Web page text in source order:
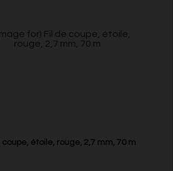
coupe, étoile, rouge, 2,7 mm, 70 m